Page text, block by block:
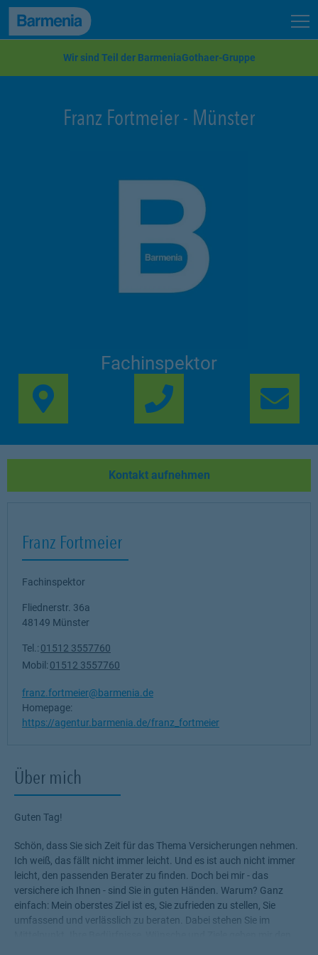
zum Seiteninhalt
Back to top
Wir sind Teil der BarmeniaGothaer-Gruppe
Franz Fortmeier- Münster
Fachinspektor
Link Opens in New
Über mich
Guten Tag!
Schön, dass Sie sich Zeit für das Thema Versicherungen nehmen.
Ich weiß, das fällt nicht immer leicht. Und es ist auch nicht immer
leicht, den passenden Berater zu finden. Doch bei mir - das
versichere ich Ihnen - sind Sie in guten Händen. Warum? Ganz
einfach: Mein oberstes Ziel ist es, Sie zufrieden zu stellen, Sie
umfassend und verlässlich zu beraten. Dabei stehen Sie im
Kontakt aufnehmen
Franz Fortmeier
Fachinspektor
Fliednerstr. 36a
48149 Münster
Tel.: 01512 3557760
Mobil: 01512 3557760
franz.fortmeier@barmenia.de
Homepage:
https://agentur.barmenia.de/franz_fortmeier